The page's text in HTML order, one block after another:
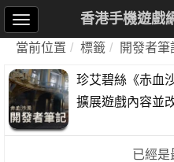
香港手機遊戲
當前位置 標籤 開發者筆
珍艾碧絲《赤血
擴展遊戲內容並
已經是